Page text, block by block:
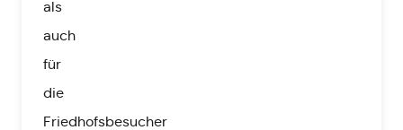
als
auch
für
die
Friedhofsbesucher